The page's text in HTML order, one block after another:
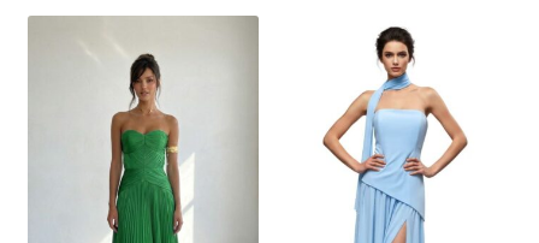
PRODUCTO
MÚLTIPLES
VARIANTES.
OPCIONES
PRODUCTO
MÚLTIPLES
VARIANTES.
OPCIONES